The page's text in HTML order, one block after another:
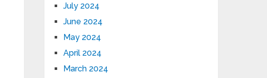
July 2024
June 2024
May 2024
April 2024
March 2024